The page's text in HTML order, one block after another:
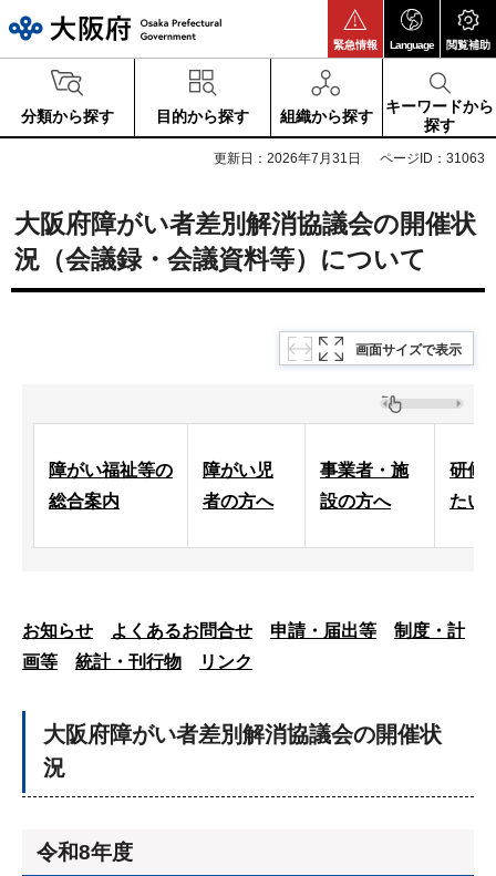
緊急情報 Language 閲覧補助
分類から探す 目的から探す 組織から探す
キーワードから
探す
更新日：2026年7月31日 ページID：31063
大阪府障がい者差別解消協議会の開催状
況（会議録・会議資料等）について
画面サイズで表示
障がい福祉等の
総合案内
障がい児
者の方へ
事業者・施
設の方へ
研修
たい
お知らせ よくあるお問合せ 申請・届出等
制度・計
画等
統計・刊行物 リンク
大阪府障がい者差別解消協議会の開催状
況
令和8年度